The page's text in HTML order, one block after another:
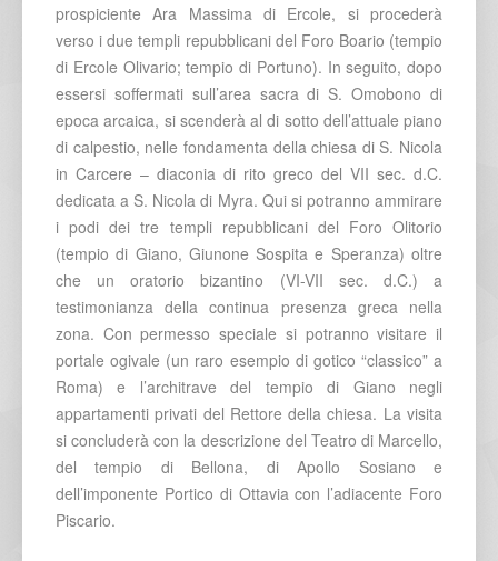
prospiciente Ara Massima di Ercole, si procederà
verso i due templi repubblicani del Foro Boario (tempio
di Ercole Olivario; tempio di Portuno). In seguito, dopo
essersi soffermati sull’area sacra di S. Omobono di
epoca arcaica, si scenderà al di sotto dell’attuale piano
di calpestio, nelle fondamenta della chiesa di S. Nicola
in Carcere – diaconia di rito greco del VII sec. d.C.
dedicata a S. Nicola di Myra. Qui si potranno ammirare
i podi dei tre templi repubblicani del Foro Olitorio
(tempio di Giano, Giunone Sospita e Speranza) oltre
che un oratorio bizantino (VI-VII sec. d.C.) a
testimonianza della continua presenza greca nella
zona. Con permesso speciale si potranno visitare il
portale ogivale (un raro esempio di gotico “classico” a
Roma) e l’architrave del tempio di Giano negli
appartamenti privati del Rettore della chiesa. La visita
si concluderà con la descrizione del Teatro di Marcello,
del tempio di Bellona, di Apollo Sosiano e
dell’imponente Portico di Ottavia con l’adiacente Foro
Piscario.